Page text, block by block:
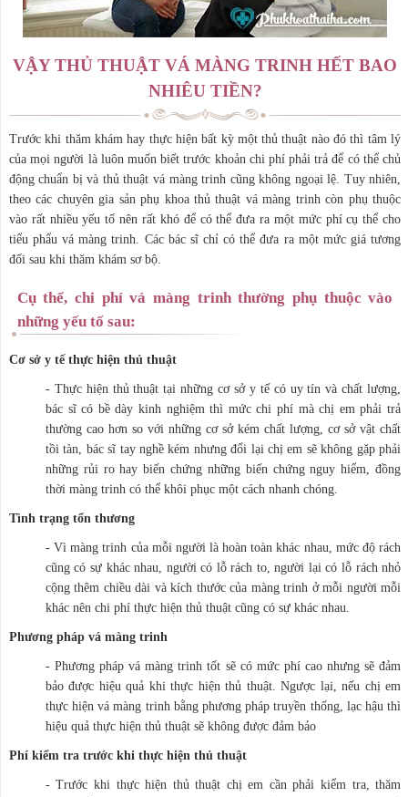
VẬY THỦ THUẬT VÁ MÀNG TRINH HẾT BAO
NHIÊU TIỀN?
Trước khi thăm khám hay thực hiện bất kỳ một thủ thuật nào đó thì tâm lý
của mọi người là luôn muốn biết trước khoản chi phí phải trả để có thể chủ
động chuẩn bị và thủ thuật vá màng trinh cũng không ngoại lệ. Tuy nhiên,
theo các chuyên gia sản phụ khoa thủ thuật vá màng trinh còn phụ thuộc
vào rất nhiều yếu tố nên rất khó để có thể đưa ra một mức phí cụ thể cho
tiểu phẩu vá màng trinh. Các bác sĩ chỉ có thể đưa ra một mức giá tương
đối sau khi thăm khám sơ bộ.
Cụ thể, chi phí vá màng trinh thường phụ thuộc vào
những yếu tố sau:
Cơ sở y tế thực hiện thủ thuật
- Thực hiện thủ thuật tại những cơ sở y tế có uy tín và chất lượng,
bác sĩ có bề dày kinh nghiệm thì mức chi phí mà chị em phải trả
thường cao hơn so với những cơ sở kém chất lượng, cơ sở vật chất
tồi tàn, bác sĩ tay nghề kém nhưng đổi lại chị em sẽ không gặp phải
những rủi ro hay biến chứng những biến chứng nguy hiểm, đồng
thời màng trinh có thể khôi phục một cách nhanh chóng.
Tình trạng tổn thương
- Vì màng trinh của mỗi người là hoàn toàn khác nhau, mức độ rách
cũng có sự khác nhau, người có lỗ rách to, người lại có lỗ rách nhỏ
cộng thêm chiều dài và kích thước của màng trinh ở mỗi người mỗi
khác nên chi phí thực hiện thủ thuật cũng có sự khác nhau.
Phương pháp vá màng trinh
- Phương pháp vá màng trinh tốt sẽ có mức phí cao nhưng sẽ đảm
bảo được hiệu quả khi thực hiện thủ thuật. Ngược lại, nếu chị em
thực hiện vá màng trinh bằng phương pháp truyền thống, lạc hậu thì
hiệu quả thực hiện thủ thuật sẽ không được đảm bảo
Phí kiểm tra trước khi thực hiện thủ thuật
- Trước khi thực hiện thủ thuật chị em cần phải kiểm tra, thăm